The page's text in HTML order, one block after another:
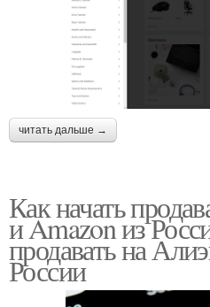
читать дальше →
Как начать
и Amazon из
продавать на
России